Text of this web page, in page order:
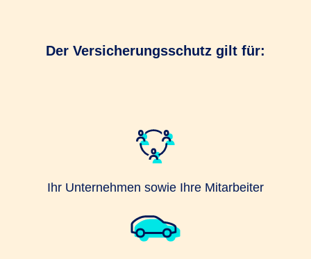
Der Versicherungsschutz gilt für:
Ihr Unternehmen sowie Ihre Mitarbeiter